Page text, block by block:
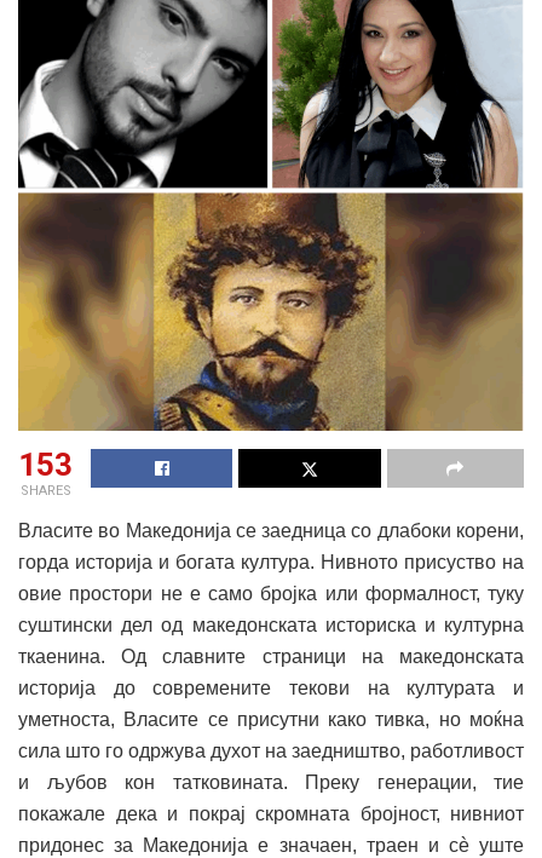
153
SHARES
Власите во Македонија се заедница со длабоки корени,
горда историја и богата култура. Нивното присуство на
овие простори не е само бројка или формалност, туку
суштински дел од македонската историска и културна
ткаенина. Од славните страници на македонската
историја до современите текови на културата и
уметноста, Власите се присутни како тивка, но моќна
сила што го одржува духот на заедништво, работливост
и љубов кон татковината. Преку генерации, тие
покажале дека и покрај скромната бројност, нивниот
придонес за Македонија е значаен, траен и сè уште